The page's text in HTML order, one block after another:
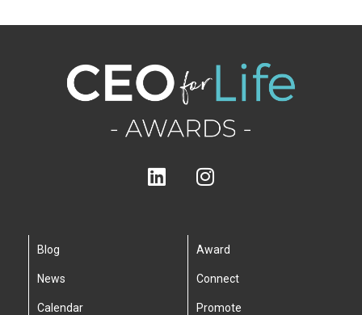
Blog
News
Calendar
Award
Connect
Promote